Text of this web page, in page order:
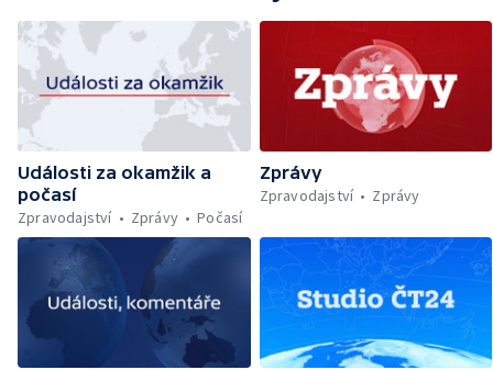
lesními požáry — Čeští hasiči pomáhají v
Řecku — Rušení penzijního spoření bez
sankce — Pochod hrdosti v Hamburku —
Povinné označování AI obsahu — Sportují
celé Pardubice — Záchrana kulturních
památek — Brasil Fest v Brně
Události za okamžik a
počasí
Zpravodajství
Zprávy Počasí
Zprávy
Zpravodajství
Zprávy